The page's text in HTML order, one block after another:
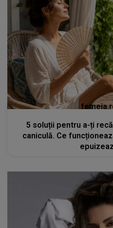
5 soluții pentru a-ți
caniculă. Ce